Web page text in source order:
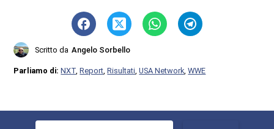
Scritto da Angelo Sorbello
Parliamo di:NXT ,Report ,Risultati ,USA Network ,WWE